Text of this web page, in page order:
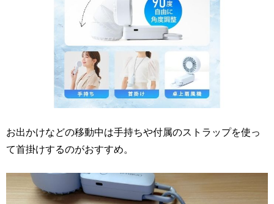
お出かけなどの移動中は手持ちや付属のストラップを使っ
て首掛けするのがおすすめ。